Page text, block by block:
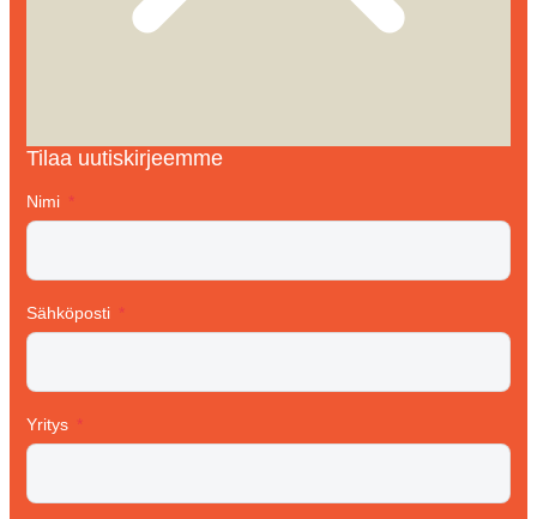
Tilaa uutiskirjeemme
Nimi
Sähköposti
Yritys